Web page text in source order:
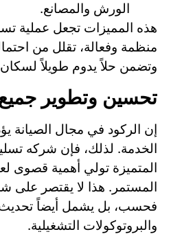
الورش والمصانع.
هذه المميزات تجعل عملية
منظمة وفعالة، تقلل من
وتضمن حلاً يدوم طويلاً
تحسين وتطوير
إن الركود في مجال الصيانة
الخدمة. لذلك، فإن شركه
المتميزة تولي أهمية قصوى
المستمر. هذا لا يقتصر على
فحسب، بل يشمل أيضاً تحديث
والبروتوكولات التشغيلية.